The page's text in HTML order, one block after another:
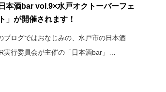
日本酒bar vol.9×水戸オクトーバーフェ
」が開催されます！
ブログではおなじみの、水戸市の日本酒
実行委員会が主催の「日本酒bar」…